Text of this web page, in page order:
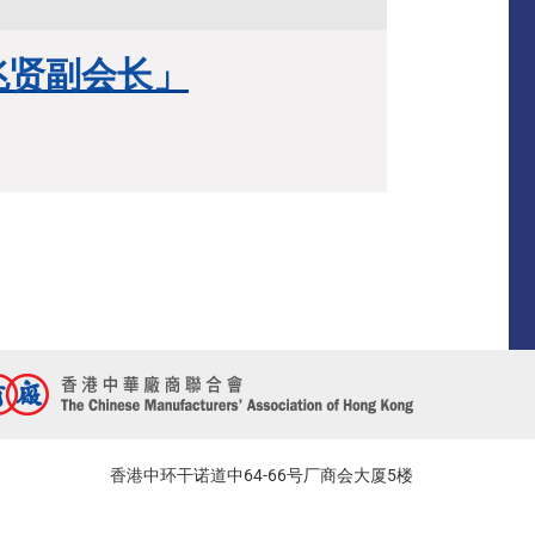
副会长」
香港中环干诺道中64-66号厂商会大厦5楼